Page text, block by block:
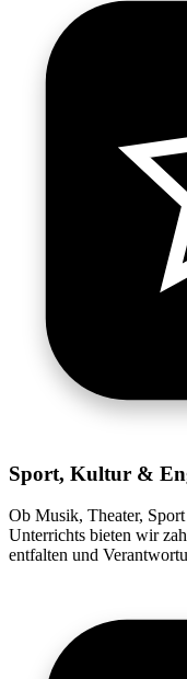
Sport, Kultur &
Ob Musik, Theater,
Unterrichts bieten wir
entfalten und